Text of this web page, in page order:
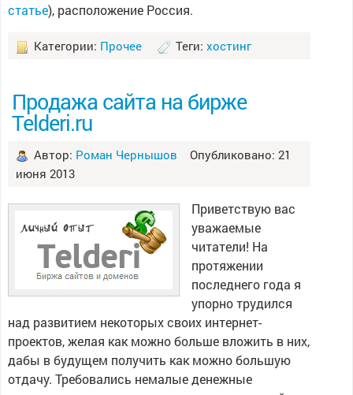
статье), расположение Россия.
Категории: Прочее Теги: хостинг
Продажа сайта на бирже
Telderi.ru
Автор: Роман Чернышов Опубликовано: 21
июня 2013
Приветствую вас
уважаемые
читатели! На
протяжении
последнего года я
упорно трудился
над развитием некоторых своих интернет-
проектов, желая как можно больше вложить в них,
дабы в будущем получить как можно большую
отдачу. Требовались немалые денежные